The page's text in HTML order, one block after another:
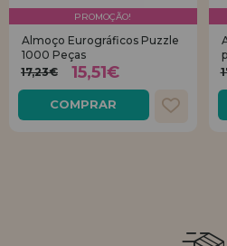
PROMOÇÃO!
Almoço Eurográficos Puzzle
1000 Peças
17,23€
15,51€
COMPRAR